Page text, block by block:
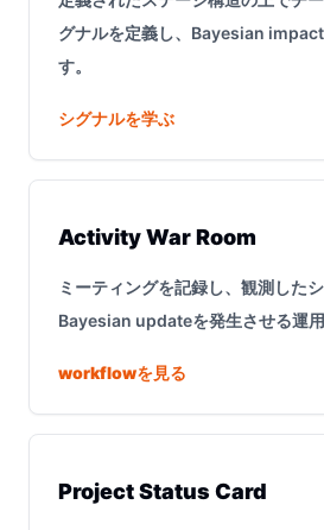
グナルを定義し、Bayesian
す。
シグナルを学ぶ
Activity War Room
ミーティングを記録し、観測した
Bayesian updateを発生させる運用
workflowを見る
Project Status Card